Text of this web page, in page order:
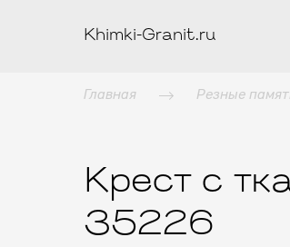
Khimki-Granit.ru
Главная Резные
Крест с
35226